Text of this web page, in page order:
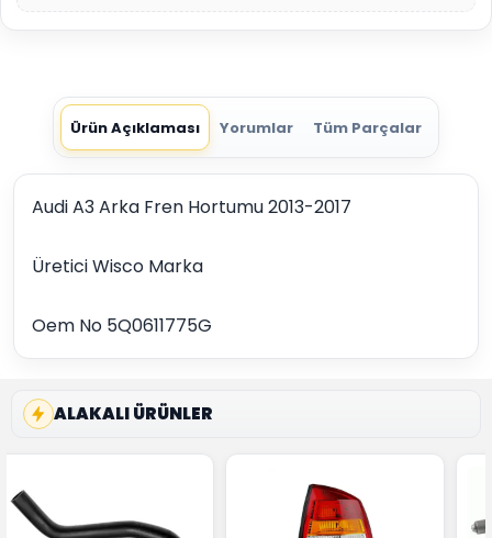
Ürün Açıklaması Yorumlar Tüm Parçalar
Audi A3 Arka Fren Hortumu 2013-2017
Üretici Wisco Marka
Oem No 5Q0611775G
ALAKALI ÜRÜNLER